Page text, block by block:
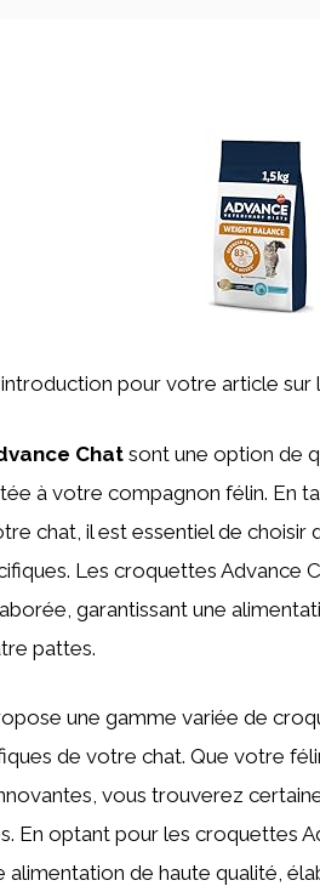
introduction pour votre article
Chat sont une option de
à votre compagnon félin. En
chat, il est essentiel de
Les croquettes Advance
garantissant une
pattes.
une gamme variée de
de votre chat. Que votre
vous trouverez
En optant pour les croquettes
alimentation de haute qualité,